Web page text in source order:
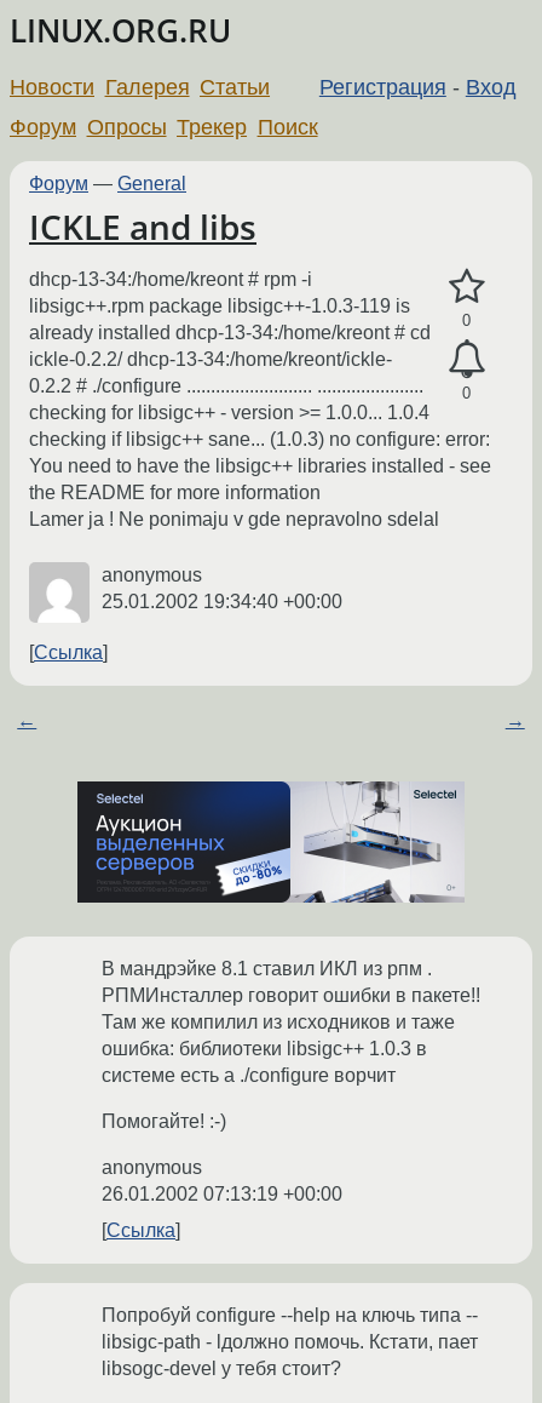
LINUX.ORG.RU
Регистрация - Вход
Новости Галерея Статьи
Форум Опросы Трекер Поиск
Форум — General
ICKLE and libs
0
0
dhcp-13-34:/home/kreont # rpm -i
libsigc++.rpm package libsigc++-1.0.3-119 is
already installed dhcp-13-34:/home/kreont # cd
ickle-0.2.2/ dhcp-13-34:/home/kreont/ickle-
0.2.2 # ./configure .......................... ......................
checking for libsigc++ - version >= 1.0.0... 1.0.4
checking if libsigc++ sane... (1.0.3) no configure: error:
You need to have the libsigc++ libraries installed - see
the README for more information
Lamer ja ! Ne ponimaju v gde nepravolno sdelal
anonymous
25.01.2002 19:34:40 +00:00
Ссылка
← →
В мандрэйке 8.1 ставил ИКЛ из рпм .
РПМИнсталлер говорит ошибки в пакете!!
Там же компилил из исходников и таже
ошибка: библиотеки libsigc++ 1.0.3 в
системе есть а ./configure ворчит
Помогайте! :-)
anonymous
26.01.2002 07:13:19 +00:00
Ссылка
Попробуй configure --help на ключь типа --
libsigc-path - lдолжно помочь. Кстати, пает
libsogc-devel у тебя стоит?